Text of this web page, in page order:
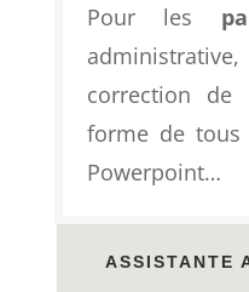
Pour les
correction de
forme de tous
Powerpoint…
ASSISTANTE